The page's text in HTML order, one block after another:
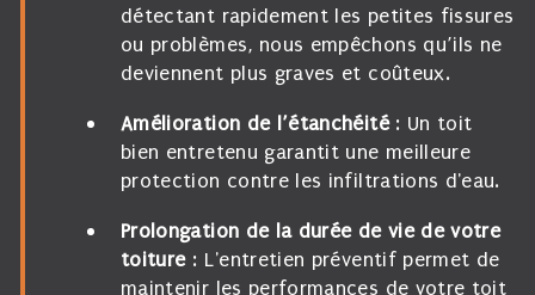
détectant rapidement les petites fissures
ou problèmes, nous empêchons qu’ils ne
deviennent plus graves et coûteux.
Amélioration de l’étanchéité: Un toit
bien entretenu garantit une meilleure
protection contre les infiltrations d'eau.
Prolongation de la durée de vie de votre
toiture: L'entretien préventif permet de
maintenir les performances de votre toit